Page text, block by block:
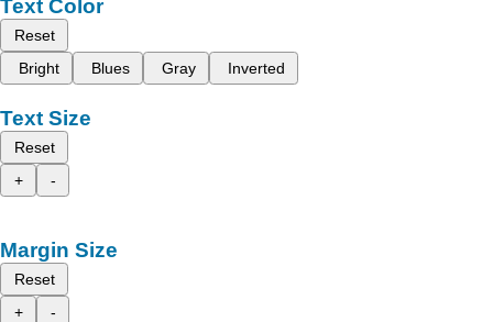
Text Color
Reset
Bright
Blues Gray Inverted
Text Size
Reset
+
-
Margin Size
Reset
+
-